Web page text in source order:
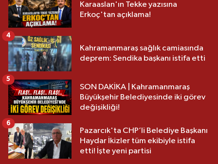
Karaaslan'ın Tekke yazısına
Erkoç'tan açıklama!
Kahramanmaraş sağlık camiasında
deprem: Sendika başkanı istifa etti
4
SON DAKİKA | Kahramanmaraş
Büyükşehir Belediyesinde iki görev
değişikliği!
5
Pazarcık'ta CHP’li Belediye Başkanı
Haydar İkizler tüm ekibiyle istifa
etti! İşte yeni partisi
6